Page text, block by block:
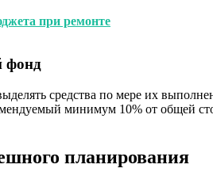
при ремонте
фонд
средства по мере их
минимум 10% от общей
планирования